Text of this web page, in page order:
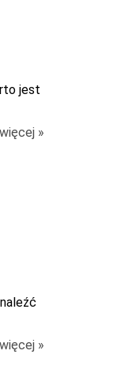
jest
»
»